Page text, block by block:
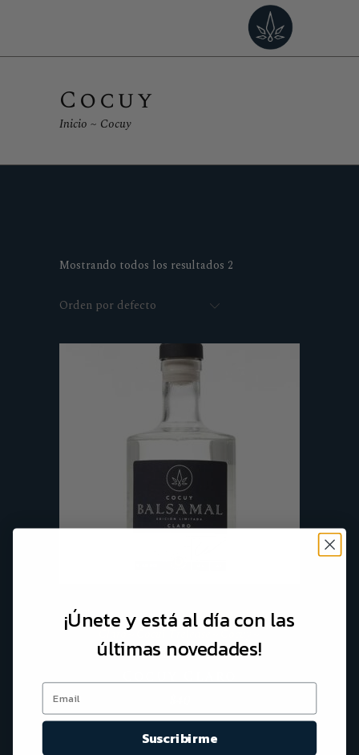
Cocuy
Inicio Cocuy
Mostrando todos los resultados 2
Orden por defecto
100% Agave BALSAMAL Barquisimeto
Cocuy Balsamal Venezuela
¡Únete y está al día con las
últimas novedades!
Suscribirme